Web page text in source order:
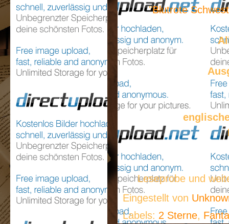
"Blutrote
Leseprobe und
Eingestellt von
Labels: 2 Sterne,